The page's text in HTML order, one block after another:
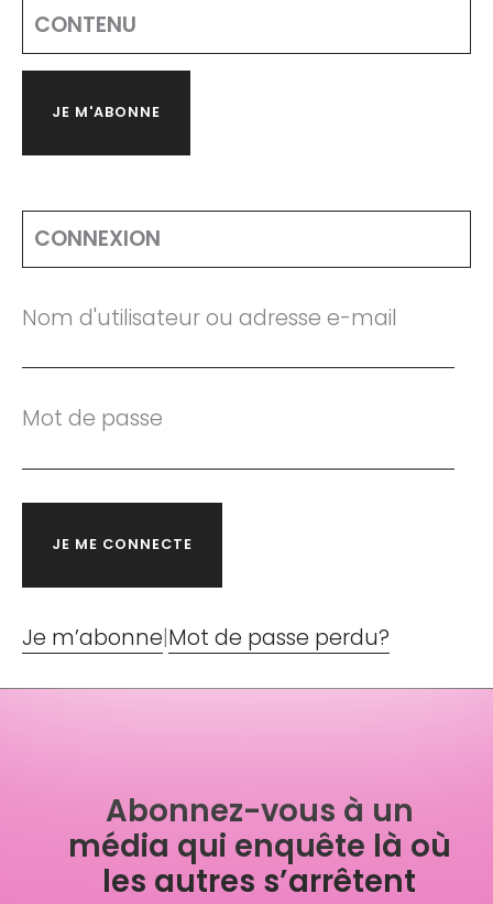
CONTENU
JE M'ABONNE
CONNEXION
Nom d'utilisateur ou adresse e-mail
Mot de passe
Je m’abonne|Mot de passe perdu?
Abonnez-vous à un
média qui enquête là où
les autres s’arrêtent